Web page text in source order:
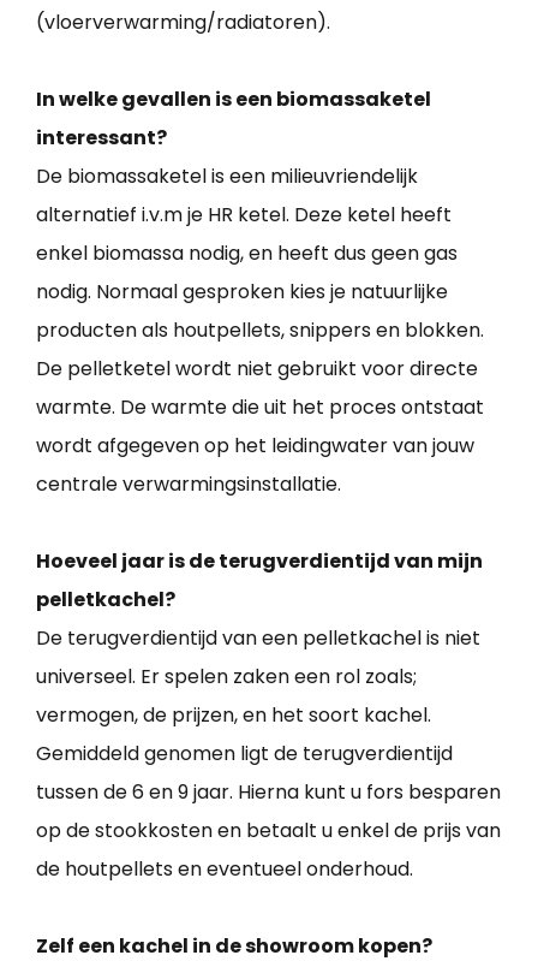
(vloerverwarming/radiatoren).
In welke gevallen is een biomassaketel
interessant?
De biomassaketel is een milieuvriendelijk
alternatief i.v.m je HR ketel. Deze ketel heeft
enkel biomassa nodig, en heeft dus geen gas
nodig. Normaal gesproken kies je natuurlijke
producten als houtpellets, snippers en blokken.
De pelletketel wordt niet gebruikt voor directe
warmte. De warmte die uit het proces ontstaat
wordt afgegeven op het leidingwater van jouw
centrale verwarmingsinstallatie.
Hoeveel jaar is de terugverdientijd van mijn
pelletkachel?
De terugverdientijd van een pelletkachel is niet
universeel. Er spelen zaken een rol zoals;
vermogen, de prijzen, en het soort kachel.
Gemiddeld genomen ligt de terugverdientijd
tussen de 6 en 9 jaar. Hierna kunt u fors besparen
op de stookkosten en betaalt u enkel de prijs van
de houtpellets en eventueel onderhoud.
Zelf een kachel in de showroom kopen?